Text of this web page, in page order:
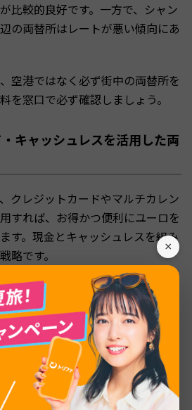
×
比較的良好です。一方で、シャン
の両替所はレートが悪い傾向にあ
空港ではなく必ず街中の両替所を
を窓口で必ず確認しましょう。
キャッシュレスを活用した両
クレジットカードやマルチカレン
すれば、お得かつ便利にユーロを
す。現金とキャッシュレスを組み
略です。
キャッシングでユーロを引き
キャッシング機能を使えば、ヨー
ーロを引き出せます。CIRRUS
（プラス）のロゴがあるATMで
どの場所で利用可能です。